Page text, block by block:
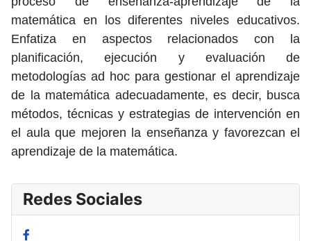
matemática en los diferentes niveles educativos.
Enfatiza en aspectos relacionados con la
planificación, ejecución y evaluación de
metodologías ad hoc para gestionar el aprendizaje
de la matemática adecuadamente, es decir, busca
métodos, técnicas y estrategias de intervención en
el aula que mejoren la enseñanza y favorezcan el
aprendizaje de la matemática.
Redes Sociales